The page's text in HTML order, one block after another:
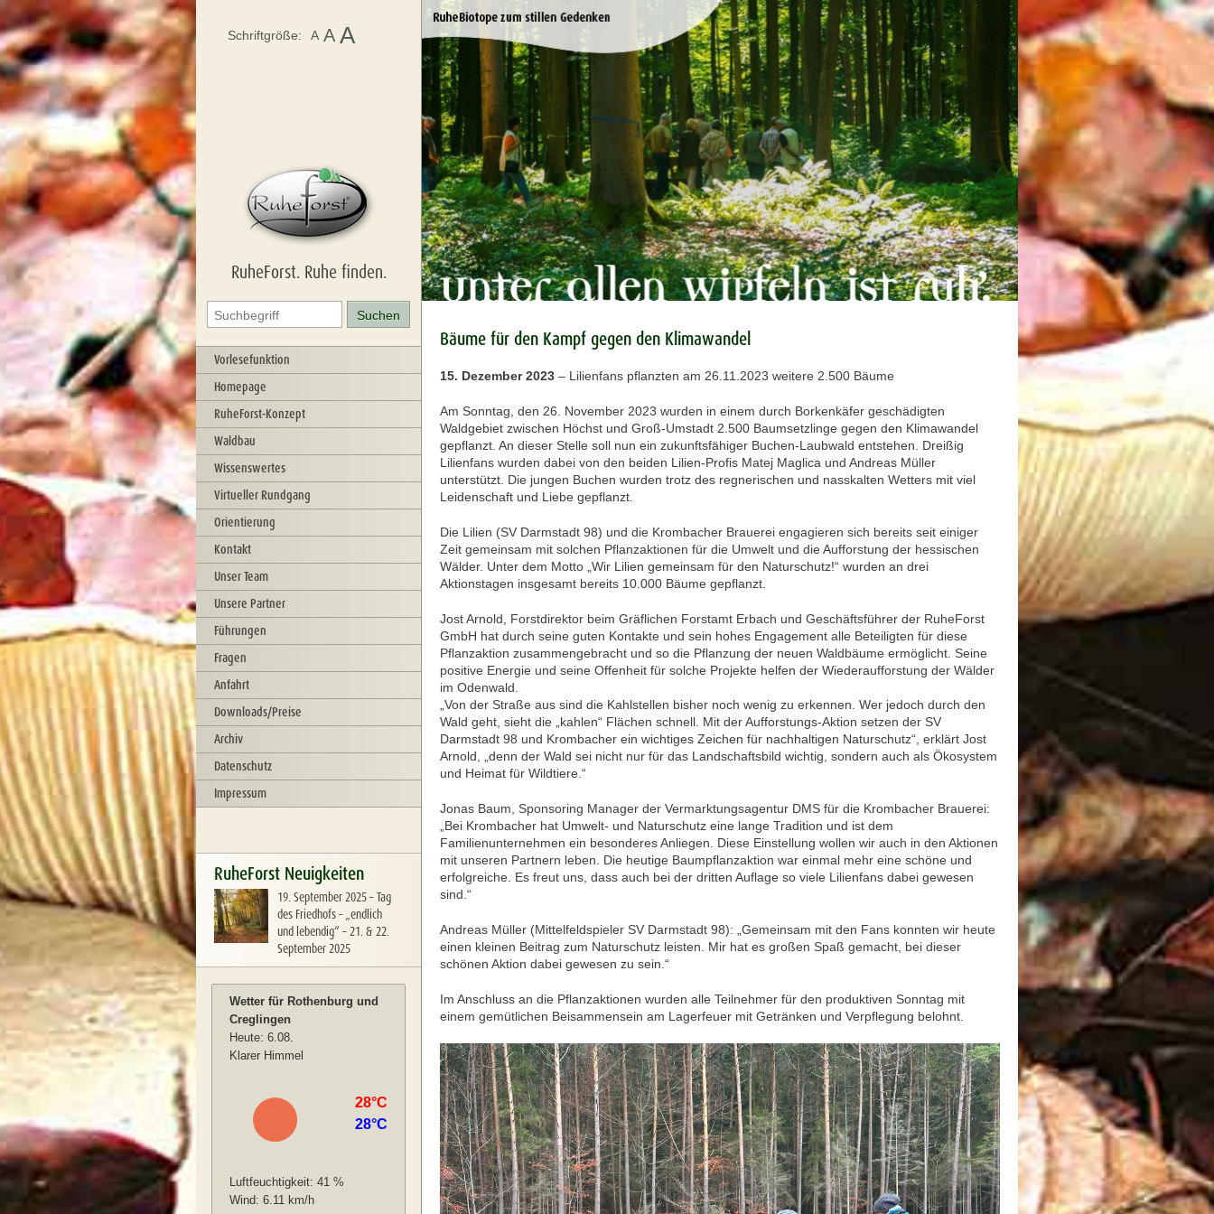
RuheForst. Ruhe finden.
Vorlesefunktion
Homepage
RuheForst-Konzept
Waldbau
Wissenswertes
Virtueller Rundgang
Orientierung
Kontakt
Unser Team
Unsere Partner
Führungen
Fragen
Anfahrt
Downloads/Preise
Archiv
Datenschutz
Impressum
RuheForst Neuigkeiten
19. September 2025–Tag
des Friedhofs – „endlich
und lebendig“ – 21. & 22.
September 2025
Schriftgröße: A A A
Bäume für den Kampf gegen den Klimawandel
15. Dezember 2023 – Lilienfans pflanzten am 26.11.2023 weitere 2.500 Bäume
Am Sonntag, den 26. November 2023 wurden in einem durch Borkenkäfer geschädigten
Waldgebiet zwischen Höchst und Groß-Umstadt 2.500 Baumsetzlinge gegen den Klimawandel
gepflanzt. An dieser Stelle soll nun ein zukunftsfähiger Buchen-Laubwald entstehen. Dreißig
Lilienfans wurden dabei von den beiden Lilien-Profis Matej Maglica und Andreas Müller
unterstützt. Die jungen Buchen wurden trotz des regnerischen und nasskalten Wetters mit viel
Leidenschaft und Liebe gepflanzt.
Die Lilien (SV Darmstadt 98) und die Krombacher Brauerei engagieren sich bereits seit einiger
Zeit gemeinsam mit solchen Pflanzaktionen für die Umwelt und die Aufforstung der hessischen
Wälder. Unter dem Motto „Wir Lilien gemeinsam für den Naturschutz!“ wurden an drei
Aktionstagen insgesamt bereits 10.000 Bäume gepflanzt.
Jost Arnold, Forstdirektor beim Gräflichen Forstamt Erbach und Geschäftsführer der RuheForst
GmbH hat durch seine guten Kontakte und sein hohes Engagement alle Beteiligten für diese
Pflanzaktion zusammengebracht und so die Pflanzung der neuen Waldbäume ermöglicht. Seine
positive Energie und seine Offenheit für solche Projekte helfen der Wiederaufforstung der Wälder
im Odenwald.
„Von der Straße aus sind die Kahlstellen bisher noch wenig zu erkennen. Wer jedoch durch den
Wald geht, sieht die „kahlen“ Flächen schnell. Mit der Aufforstungs-Aktion setzen der SV
Darmstadt 98 und Krombacher ein wichtiges Zeichen für nachhaltigen Naturschutz“, erklärt Jost
Arnold, „denn der Wald sei nicht nur für das Landschaftsbild wichtig, sondern auch als Ökosystem
und Heimat für Wildtiere.“
Jonas Baum, Sponsoring Manager der Vermarktungsagentur DMS für die Krombacher Brauerei:
„Bei Krombacher hat Umwelt- und Naturschutz eine lange Tradition und ist dem
Familienunternehmen ein besonderes Anliegen. Diese Einstellung wollen wir auch in den Aktionen
mit unseren Partnern leben. Die heutige Baumpflanzaktion war einmal mehr eine schöne und
erfolgreiche. Es freut uns, dass auch bei der dritten Auflage so viele Lilienfans dabei gewesen
sind.“
Andreas Müller (Mittelfeldspieler SV Darmstadt 98): „Gemeinsam mit den Fans konnten wir heute
einen kleinen Beitrag zum Naturschutz leisten. Mir hat es großen Spaß gemacht, bei dieser
schönen Aktion dabei gewesen zu sein.“
Im Anschluss an die Pflanzaktionen wurden alle Teilnehmer für den produktiven Sonntag mit
einem gemütlichen Beisammensein am Lagerfeuer mit Getränken und Verpflegung belohnt.